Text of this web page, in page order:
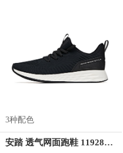
3种配色
安踏 透气网面跑鞋 11928811